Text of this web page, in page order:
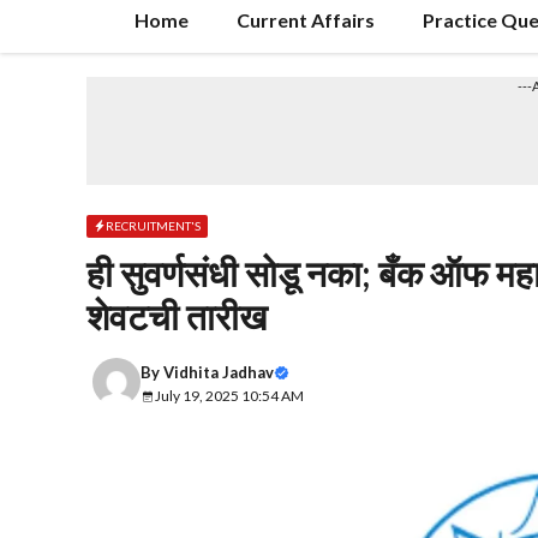
Home Current Affairs Practice
---
RECRUITMENT'S
ही सुवर्णसंधी सोडू नका; बँक ऑफ
शेवटची तारीख
ByVidhita Jadhav
July 19, 2025 10:54 AM